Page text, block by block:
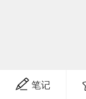
笔记